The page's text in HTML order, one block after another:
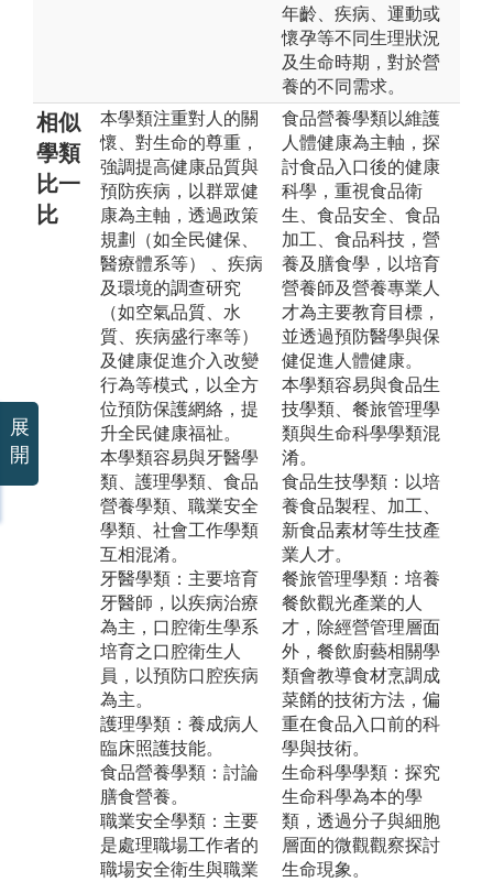
年齡、疾病、運動或
懷孕等不同生理狀況
及生命時期，對於營
養的不同需求。
相似
學類
比一
比
本學類注重對人的關
懷、對生命的尊重，
強調提高健康品質與
預防疾病，以群眾健
康為主軸，透過政策
規劃（如全民健保、
醫療體系等） 、疾病
及環境的調查研究
（如空氣品質、水
質、疾病盛行率等）
及健康促進介入改變
行為等模式，以全方
位預防保護網絡，提
升全民健康福祉。
本學類容易與牙醫學
類、護理學類、食品
營養學類、職業安全
學類、社會工作學類
互相混淆。
牙醫學類：主要培育
牙醫師，以疾病治療
為主，口腔衛生學系
培育之口腔衛生人
員，以預防口腔疾病
為主。
護理學類：養成病人
臨床照護技能。
食品營養學類：討論
膳食營養。
職業安全學類：主要
是處理職場工作者的
職場安全衛生與職業
食品營養學類以維護
人體健康為主軸，探
討食品入口後的健康
科學，重視食品衛
生、食品安全、食品
加工、食品科技，營
養及膳食學，以培育
營養師及營養專業人
才為主要教育目標，
並透過預防醫學與保
健促進人體健康。
本學類容易與食品生
技學類、餐旅管理學
類與生命科學學類混
淆。
食品生技學類：以培
養食品製程、加工、
新食品素材等生技產
業人才。
餐旅管理學類：培養
餐飲觀光產業的人
才，除經營管理層面
外，餐飲廚藝相關學
類會教導食材烹調成
菜餚的技術方法，偏
重在食品入口前的科
學與技術。
生命科學學類：探究
生命科學為本的學
類，透過分子與細胞
層面的微觀觀察探討
生命現象。
展
開